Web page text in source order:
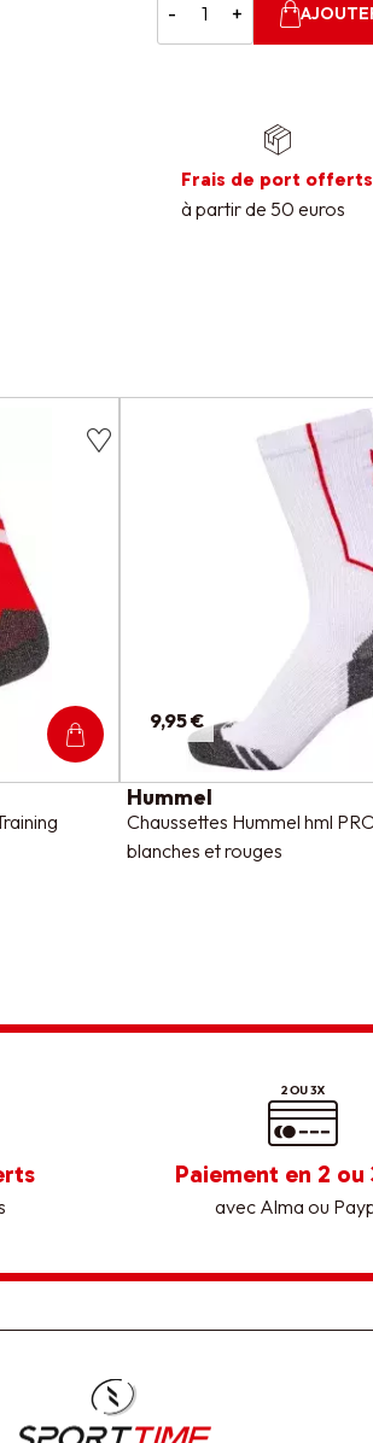
- +
Frais de port offerts
à partir de 50 euros
9,95 €
Hummel
Chaussettes Hummel hml
blanches et rouges
Paiement en 2 ou
avec Alma ou